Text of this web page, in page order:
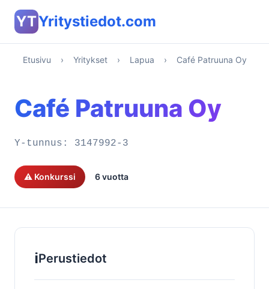
YTYritystiedot.com
Etusivu › Yritykset › Lapua › Café Patruuna Oy
Café Patruuna Oy
Y-tunnus: 3147992-3
⚠️ Konkurssi 6 vuotta
ℹ️Perustiedot